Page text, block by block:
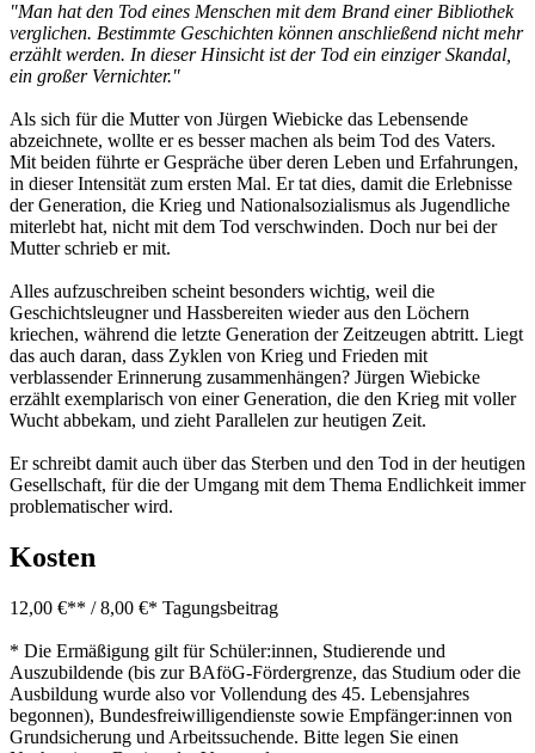
"Man hat den Tod eines Menschen mit dem Brand einer Bibliothek
verglichen. Bestimmte Geschichten können anschließend nicht mehr
erzählt werden. In dieser Hinsicht ist der Tod ein einziger Skandal,
ein großer Vernichter."
Als sich für die Mutter von Jürgen Wiebicke das Lebensende
abzeichnete, wollte er es besser machen als beim Tod des Vaters.
Mit beiden führte er Gespräche über deren Leben und Erfahrungen,
in dieser Intensität zum ersten Mal. Er tat dies, damit die Erlebnisse
der Generation, die Krieg und Nationalsozialismus als Jugendliche
miterlebt hat, nicht mit dem Tod verschwinden. Doch nur bei der
Mutter schrieb er mit.
Alles aufzuschreiben scheint besonders wichtig, weil die
Geschichtsleugner und Hassbereiten wieder aus den Löchern
kriechen, während die letzte Generation der Zeitzeugen abtritt. Liegt
das auch daran, dass Zyklen von Krieg und Frieden mit
verblassender Erinnerung zusammenhängen? Jürgen Wiebicke
erzählt exemplarisch von einer Generation, die den Krieg mit voller
Wucht abbekam, und zieht Parallelen zur heutigen Zeit.
Er schreibt damit auch über das Sterben und den Tod in der heutigen
Gesellschaft, für die der Umgang mit dem Thema Endlichkeit immer
problematischer wird.
Kosten
12,00 €** / 8,00 €* Tagungsbeitrag
* Die Ermäßigung gilt für Schüler:innen, Studierende und
Auszubildende (bis zur BAföG-Fördergrenze, das Studium oder die
Ausbildung wurde also vor Vollendung des 45. Lebensjahres
begonnen), Bundesfreiwilligendienste sowie Empfänger:innen von
Grundsicherung und Arbeitssuchende. Bitte legen Sie einen